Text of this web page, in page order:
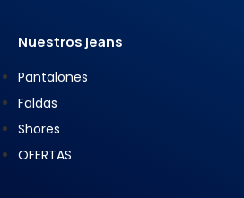
Nuestros jeans
Pantalones
Faldas
Shores
OFERTAS